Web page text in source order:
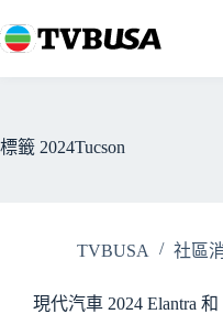
至
容
標籤 2024Tucson
TVBUSA 社區
現代汽車 2024 Elantra